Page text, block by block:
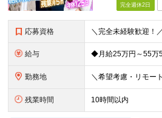
完全週休2日
応募資格
給与
勤務地
残業時間 10時間以内